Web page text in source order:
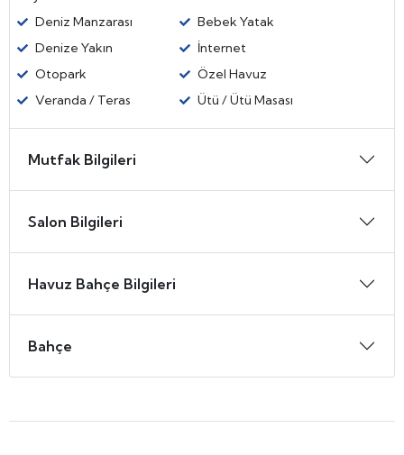
Deniz Manzarası
Bebek Yatak
Denize Yakın
İnternet
Otopark
Özel Havuz
Veranda / Teras
Ütü / Ütü Masası
Mutfak Bilgileri
Salon Bilgileri
Havuz Bahçe Bilgileri
Bahçe